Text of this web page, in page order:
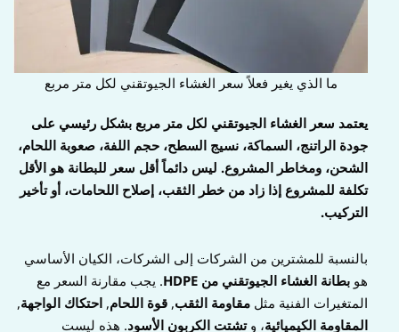
ما الذي يغير فعلاً سعر الغشاء الجيوتقني لكل متر مربع
يعتمد سعر الغشاء الجيوتقني لكل متر مربع بشكل رئيسي على
جودة الراتنج، السماكة، نسيج السطح، حجم اللفة، صعوبة اللحام،
الشحن، ومخاطر المشروع. ليس دائماً أقل سعر للبطانة هو الأقل
تكلفة للمشروع إذا زاد من خطر الثقب، إصلاح اللحامات، أو تأخير
التركيب.
بالنسبة للمشترين من الشركات إلى الشركات، الكيان الأساسي
هو بطانة الغشاء الجيوتقني من HDPE
. يجب مقارنة السعر مع
المتغيرات الفنية مثل مقاومة الثقب, قوة اللحام, احتكاك الواجهة,
المقاومة الكيميائية، وتشتت الكربون الأسود. هذه ليست